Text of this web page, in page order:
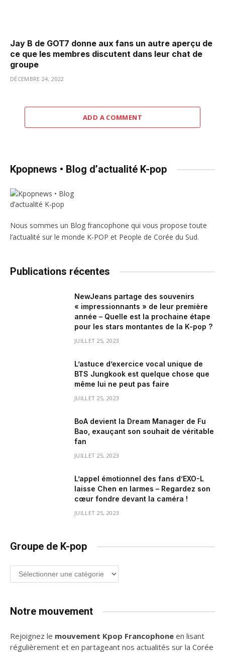
Jay B de GOT7 donne aux fans un autre aperçu de
ce que les membres discutent dans leur chat de
groupe
DÉCEMBRE 24, 2022
ADD A COMMENT
Kpopnews • Blog d’actualité K-pop
Nous sommes un Blog francophone qui vous propose toute
l’actualité sur le monde K-POP et People de Corée du Sud.
Publications récentes
NewJeans partage des souvenirs
« impressionnants » de leur première
année – Quelle est la prochaine étape
pour les stars montantes de la K-pop ?
JUILLET 25, 2023
L’astuce d’exercice vocal unique de
BTS Jungkook est quelque chose que
même lui ne peut pas faire
JUILLET 25, 2023
BoA devient la Dream Manager de Fu
Bao, exauçant son souhait de véritable
fan
JUILLET 25, 2023
L’appel émotionnel des fans d’EXO-L
laisse Chen en larmes – Regardez son
cœur fondre devant la caméra !
JUILLET 25, 2023
Groupe de K-pop
Groupe
de
Notre mouvement
Rejoignez le mouvement Kpop Francophone en lisant
régulièrement et en partageant nos actualités sur la Corée